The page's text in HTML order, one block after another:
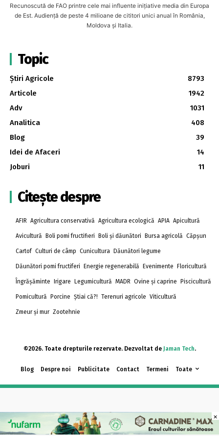
Recunoscută de FAO printre cele mai influente inițiative media din Europa
de Est. Audiență de peste 4 milioane de cititori unici anual în România,
Moldova și Italia.
Topic
Știri Agricole
8793
Articole
1942
Adv
1031
Analitica
408
Blog
39
Idei de Afaceri
14
Joburi
11
Citește despre
AFIR Agricultura conservativă Agricultura ecologică APIA Apicultură
Avicultură Boli pomi fructifieri Boli și dăunători Bursa agricolă Căpșun
Cartof Culturi de câmp Cunicultura Dăunători legume
Dăunători pomi fructiferi Energie regenerabilă Evenimente Floricultură
Îngrășăminte Irigare Legumicultură MADR Ovine și caprine Piscicultură
Pomicultură Porcine Știai că?! Terenuri agricole Viticultură
Zmeur și mur Zootehnie
©2026. Toate drepturile rezervate. Dezvoltat de Jaman Tech.
Blog Despre noi Publicitate Contact Termeni Toate
×
×